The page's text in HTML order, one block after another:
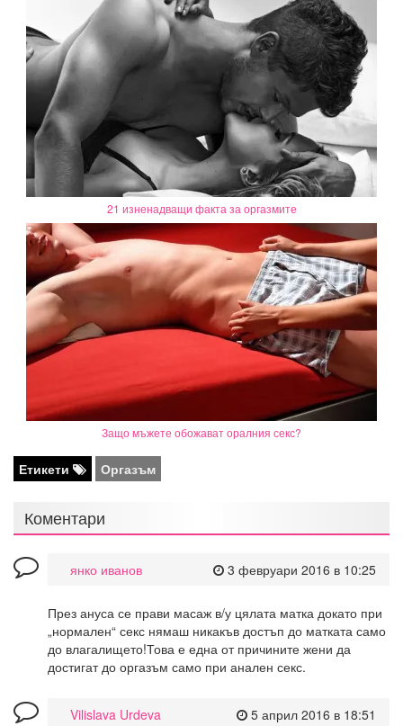
21 изненадващи факта за оргазмите
Защо мъжете обожават оралния секс?
Етикети Оргазъм
Коментари
3 февруари 2016 в 10:25
янко иванов
През ануса се прави масаж в/у цялата матка докато при
„нормален“ секс нямаш никакъв достъп до матката само
до влагалището!Това е една от причините жени да
достигат до оргазъм само при анален секс.
5 април 2016 в 18:51
Vilislava Urdeva